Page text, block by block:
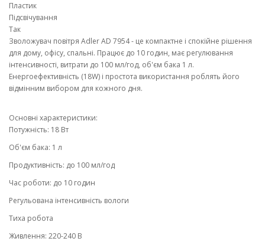
Пластик
Підсвічування
Так
Зволожувач повітря Adler AD 7954 - це компактне і спокійне рішення
для дому, офісу, спальні. Працює до 10 годин, має регулювання
інтенсивності, витрати до 100 мл/год, об'єм бака 1 л.
Енергоефективність (18W) і простота використання роблять його
відмінним вибором для кожного дня.
Основні характеристики:
Потужність: 18 Вт
Об'єм бака: 1 л
Продуктивність: до 100 мл/год
Час роботи: до 10 годин
Регульована інтенсивність вологи
Тиха робота
Живлення: 220-240 В